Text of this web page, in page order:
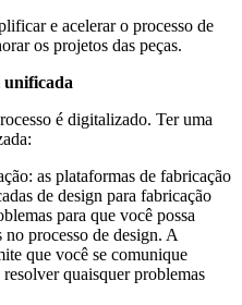
e acelerar o processo de
os projetos das peças.
é digitalizado. Ter uma
as plataformas de fabricação
de design para fabricação
para que você possa
processo de design. A
que você se comunique
quaisquer problemas